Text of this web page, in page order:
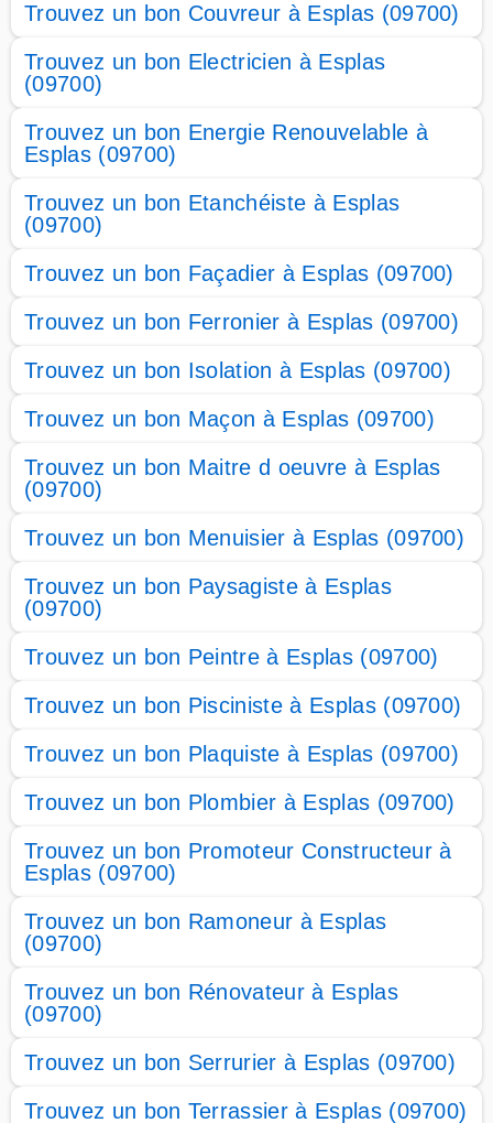
Trouvez un bon Couvreur à Esplas (09700)
Trouvez un bon Electricien à Esplas
(09700)
Trouvez un bon Energie Renouvelable à
Esplas (09700)
Trouvez un bon Etanchéiste à Esplas
(09700)
Trouvez un bon Façadier à Esplas (09700)
Trouvez un bon Ferronier à Esplas (09700)
Trouvez un bon Isolation à Esplas (09700)
Trouvez un bon Maçon à Esplas (09700)
Trouvez un bon Maitre d oeuvre à Esplas
(09700)
Trouvez un bon Menuisier à Esplas (09700)
Trouvez un bon Paysagiste à Esplas
(09700)
Trouvez un bon Peintre à Esplas (09700)
Trouvez un bon Pisciniste à Esplas (09700)
Trouvez un bon Plaquiste à Esplas (09700)
Trouvez un bon Plombier à Esplas (09700)
Trouvez un bon Promoteur Constructeur à
Esplas (09700)
Trouvez un bon Ramoneur à Esplas
(09700)
Trouvez un bon Rénovateur à Esplas
(09700)
Trouvez un bon Serrurier à Esplas (09700)
Trouvez un bon Terrassier à Esplas (09700)